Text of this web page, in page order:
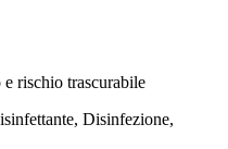
rischio trascurabile
Disinfezione,